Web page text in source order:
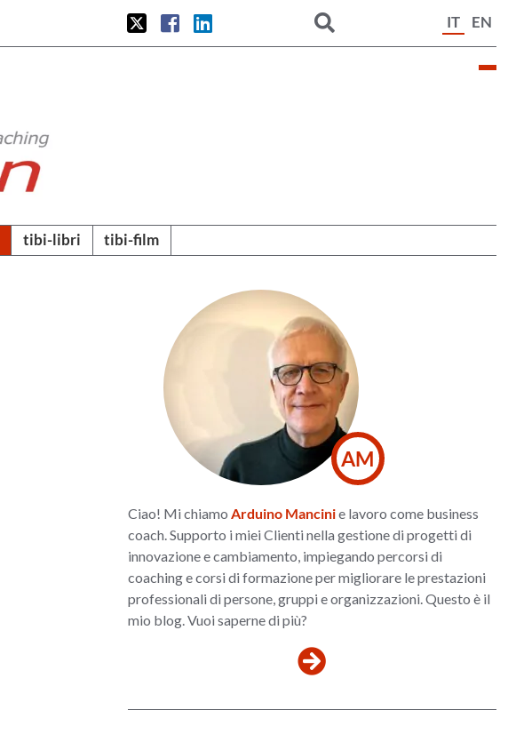
IT EN
tibi-libri tibi-film
AM
Ciao! Mi chiamo Arduino Mancinie lavoro come business
coach. Supporto i miei Clienti nella gestione di progetti di
innovazione e cambiamento, impiegando percorsi di
coaching e corsi di formazione per migliorare le prestazioni
professionali di persone, gruppi e organizzazioni. Questo è il
mio blog. Vuoi saperne di più?